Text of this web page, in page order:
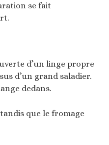
se fait
d’un linge propre
d’un grand saladier.
dedans.
que le fromage